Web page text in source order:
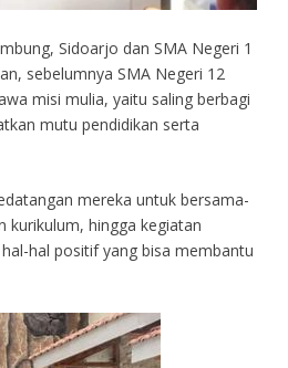
Sidoarjo dan SMA Negeri 1
sebelumnya SMA Negeri 12
misi mulia, yaitu saling berbagi
mutu pendidikan serta
mereka untuk bersama-
kurikulum, hingga kegiatan
hal positif yang bisa membantu